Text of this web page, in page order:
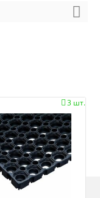
3 шт.
